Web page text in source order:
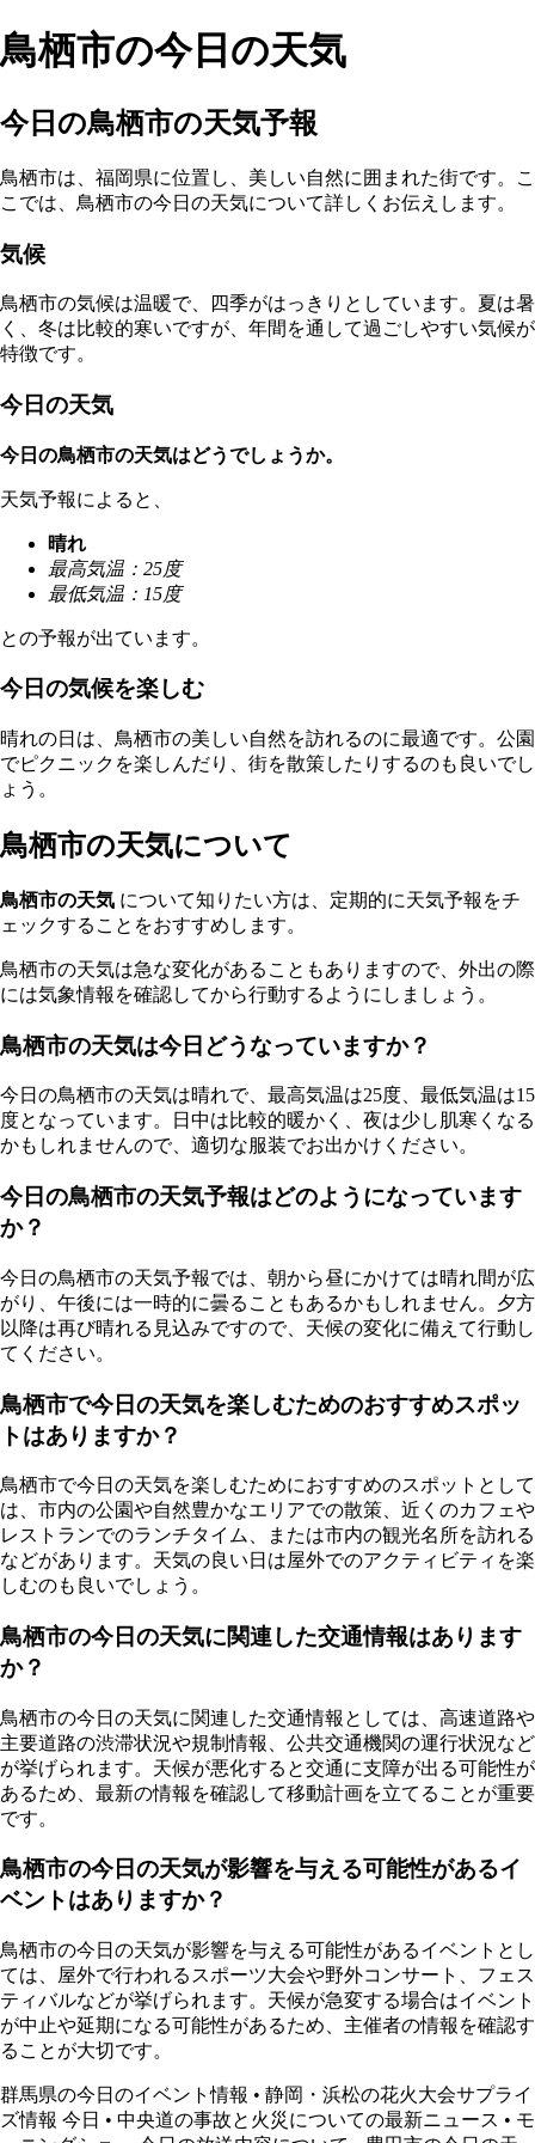
鳥栖市の今日の天気
今日の鳥栖市の天気予報
鳥栖市は、福岡県に位置し、美しい自然に囲まれた街です。こ
こでは、鳥栖市の今日の天気について詳しくお伝えします。
気候
鳥栖市の気候は温暖で、四季がはっきりとしています。夏は暑
く、冬は比較的寒いですが、年間を通して過ごしやすい気候が
特徴です。
今日の天気
今日の鳥栖市の天気はどうでしょうか。
天気予報によると、
晴れ
最高気温：25度
最低気温：15度
との予報が出ています。
今日の気候を楽しむ
晴れの日は、鳥栖市の美しい自然を訪れるのに最適です。公園
でピクニックを楽しんだり、街を散策したりするのも良いでし
ょう。
鳥栖市の天気について
鳥栖市の天気 について知りたい方は、定期的に天気予報をチ
ェックすることをおすすめします。
鳥栖市の天気は急な変化があることもありますので、外出の際
には気象情報を確認してから行動するようにしましょう。
鳥栖市の天気は今日どうなっていますか？
今日の鳥栖市の天気は晴れで、最高気温は25度、最低気温は15
度となっています。日中は比較的暖かく、夜は少し肌寒くなる
かもしれませんので、適切な服装でお出かけください。
今日の鳥栖市の天気予報はどのようになっています
か？
今日の鳥栖市の天気予報では、朝から昼にかけては晴れ間が広
がり、午後には一時的に曇ることもあるかもしれません。夕方
以降は再び晴れる見込みですので、天候の変化に備えて行動し
てください。
鳥栖市で今日の天気を楽しむためのおすすめスポッ
トはありますか？
鳥栖市で今日の天気を楽しむためにおすすめのスポットとして
は、市内の公園や自然豊かなエリアでの散策、近くのカフェや
レストランでのランチタイム、または市内の観光名所を訪れる
などがあります。天気の良い日は屋外でのアクティビティを楽
しむのも良いでしょう。
鳥栖市の今日の天気に関連した交通情報はあります
か？
鳥栖市の今日の天気に関連した交通情報としては、高速道路や
主要道路の渋滞状況や規制情報、公共交通機関の運行状況など
が挙げられます。天候が悪化すると交通に支障が出る可能性が
あるため、最新の情報を確認して移動計画を立てることが重要
です。
鳥栖市の今日の天気が影響を与える可能性があるイ
ベントはありますか？
鳥栖市の今日の天気が影響を与える可能性があるイベントとし
ては、屋外で行われるスポーツ大会や野外コンサート、フェス
ティバルなどが挙げられます。天候が急変する場合はイベント
が中止や延期になる可能性があるため、主催者の情報を確認す
ることが大切です。
群馬県の今日のイベント情報 • 静岡・浜松の花火大会サプライ
ズ情報 今日 • 中央道の事故と火災についての最新ニュース • モ